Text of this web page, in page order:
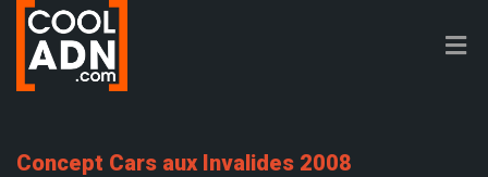
Concept Cars aux Invalides 2008